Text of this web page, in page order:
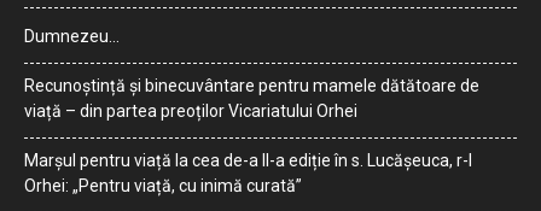
Dumnezeu…
Recunoștință și binecuvântare pentru mamele dătătoare de
viață – din partea preoților Vicariatului Orhei
Marșul pentru viață la cea de-a II-a ediție în s. Lucășeuca, r-l
Orhei: „Pentru viață, cu inimă curată”